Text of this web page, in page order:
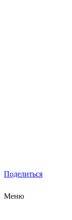
Поделиться
Меню